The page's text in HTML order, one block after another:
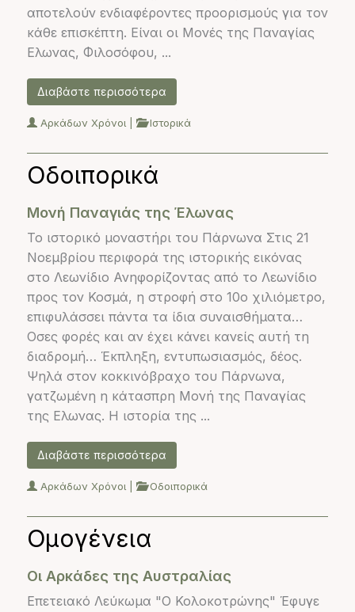
αποτελούν ενδιαφέροντες προορισμούς για τον
κάθε επισκέπτη. Είναι οι Μονές της Παναγίας
Ελωνας, Φιλοσόφου, ...
Διαβάστε περισσότερα
Αρκάδων Χρόνοι Ιστορικά
Οδοιπορικά
Μονή Παναγιάς της Έλωνας
Το ιστορικό μοναστήρι του Πάρνωνα Στις 21
Νοεμβρίου περιφορά της ιστορικής εικόνας
στο Λεωνίδιο Ανηφορίζοντας από το Λεωνίδιο
προς τον Κοσμά, η στροφή στο 10ο χιλιόμετρο,
επιφυλάσσει πάντα τα ίδια συναισθήματα…
Οσες φορές και αν έχει κάνει κανείς αυτή τη
διαδρομή… Έκπληξη, εντυπωσιασμός, δέος.
Ψηλά στον κοκκινόβραχο του Πάρνωνα,
γατζωμένη η κάτασπρη Μονή της Παναγίας
της Ελωνας. Η ιστορία της ...
Διαβάστε περισσότερα
Αρκάδων Χρόνοι Οδοιπορικά
Ομογένεια
Οι Αρκάδες της Αυστραλίας
Επετειακό Λεύκωμα "Ο Κολοκοτρώνης" Έφυγε